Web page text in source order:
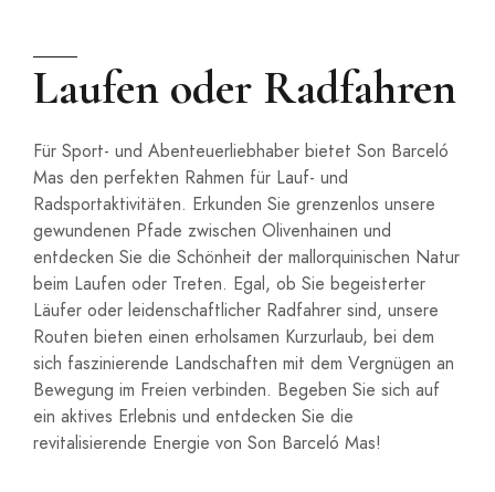
Laufen oder Radfahren
Für Sport- und Abenteuerliebhaber bietet Son Barceló
Mas den perfekten Rahmen für Lauf- und
Radsportaktivitäten. Erkunden Sie grenzenlos unsere
gewundenen Pfade zwischen Olivenhainen und
entdecken Sie die Schönheit der mallorquinischen Natur
beim Laufen oder Treten. Egal, ob Sie begeisterter
Läufer oder leidenschaftlicher Radfahrer sind, unsere
Routen bieten einen erholsamen Kurzurlaub, bei dem
sich faszinierende Landschaften mit dem Vergnügen an
Bewegung im Freien verbinden. Begeben Sie sich auf
ein aktives Erlebnis und entdecken Sie die
revitalisierende Energie von Son Barceló Mas!